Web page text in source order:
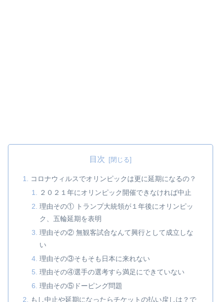
目次
コロナウィルスでオリンピックは更に延期になるの？
２０２１年にオリンピック開催できなければ中止
理由その① トランプ大統領が１年後にオリンピッ
ク、五輪延期を表明
理由その② 無観客試合なんて興行として成立しな
い
理由その③そもそも日本に来れない
理由その④選手の選考すら満足にできていない
理由その⑤ドーピング問題
もし中止や延期になったらチケットの払い戻しは？で